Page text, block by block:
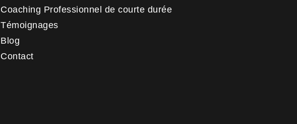
Coaching Professionnel de courte durée
Témoignages
Blog
Contact